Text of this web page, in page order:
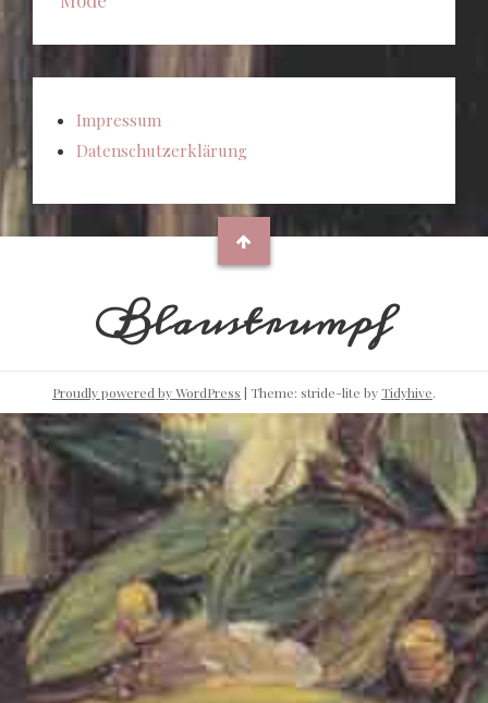
Impressum
Datenschutzerklärung
Blaustrumpf
Proudly powered by WordPress | Theme: stride-lite byTidyhive.